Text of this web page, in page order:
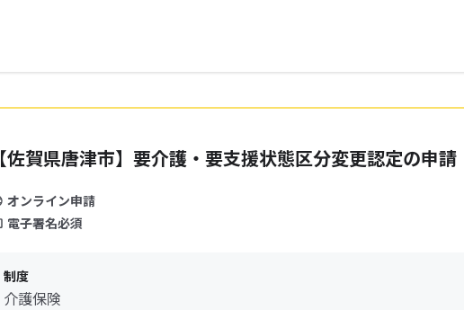
【佐賀県唐津市】要介護・要支援状態区分変更認定の申請
オンライン申請
電子署名必須
制度
介護保険